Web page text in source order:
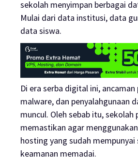
sekolah menyimpan berbagai
Mulai dari data institusi, data
data siswa.
Di era serba digital ini,
malware, dan penyalahgunaan
muncul. Oleh sebab itu, sekolah
memastikan agar
hosting yang sudah
keamanan memadai.